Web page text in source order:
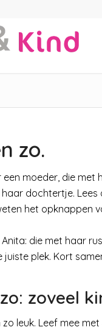
zo.
een moeder, die
dochtertje.
het opknappen
die met haar
juiste plek. Kort
zoveel
leuk. Leef mee